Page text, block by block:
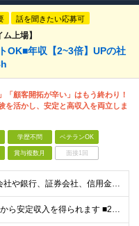
話を聞きたい応募可
上場】
OK■年収【2~3倍】UPの社
「顧客開拓が辛い」はもう終わり！
を活かし、安定と高収入を両立しま
学歴不問 ベテランOK
賞与複数月 面接1回
■金融業界（保険会社や銀行、証券会社、信用金庫など）の営業経験をお持ちの方 ■学歴不問 ※第二新卒の方も歓迎します ※直販の保険営業職経験者も多数活躍中。 お客さまへのご提案に集中できる仕組みにより
<平均報酬>※早期から安定収入を得られます ■2年目～：888万円 ■3年目～：960万円 ■4年目～：1028万円 ★成果連動型報酬（営業成績に応じて支給/45時間分固定残業代含む/超過分は別途支